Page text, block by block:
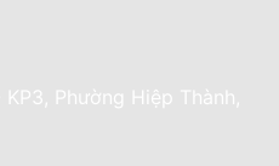
Phường Hiệp Thành,